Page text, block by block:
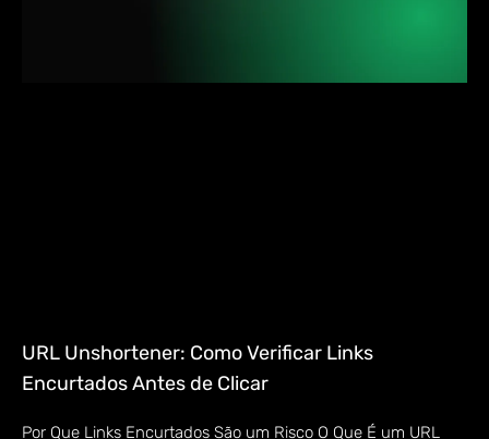
URL Unshortener: Como Verificar Links
Encurtados Antes de Clicar
Por Que Links Encurtados São um Risco O Que É um URL